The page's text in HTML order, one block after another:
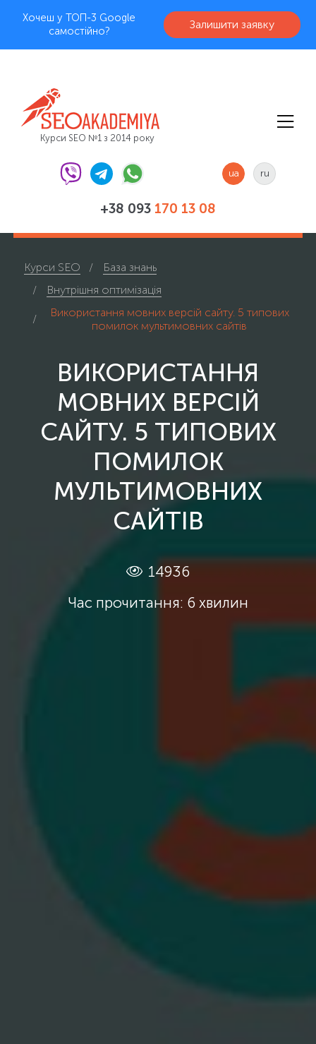
Хочеш у ТОП-3 Google
самостійно?
Залишити заявку
Курси SEO №1 з 2014 року
+38 093 170 13 08
ua ru
Курси SEO
База знань
Внутрішня оптимізація
Використання мовних версій сайту. 5 типових
помилок мультимовних сайтів
ВИКОРИСТАННЯ
МОВНИХ ВЕРСІЙ
САЙТУ. 5 ТИПОВИХ
ПОМИЛОК
МУЛЬТИМОВНИХ
САЙТІВ
14936
Час прочитання: 6 хвилин